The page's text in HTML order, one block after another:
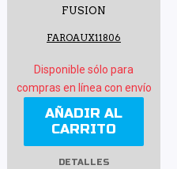
FUSION
FAROAUX11806
Disponible sólo para
compras en línea con envío
AÑADIR AL
CARRITO
DETALLES